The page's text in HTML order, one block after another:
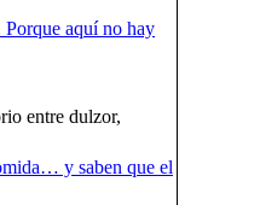
Porque aquí no hay
y saben que el
entre dulzor,